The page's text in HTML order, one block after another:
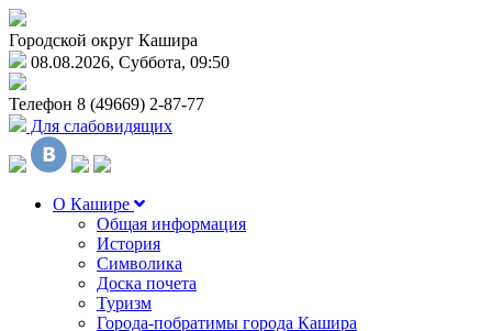
Городской округ Кашира
08.08.2026, Суббота, 09:50
Телефон 8 (49669) 2-87-77
Для слабовидящих
О Кашире
Общая информация
История
Символика
Доска почета
Туризм
Города-побратимы города Кашира